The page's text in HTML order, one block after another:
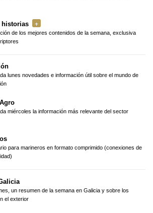
historias
de los mejores contenidos de la semana, exclusiva
lunes novedades e información útil sobre el mundo de
miércoles la información más relevante del sector
para marineros en formato comprimido (conexiones de
un resumen de la semana en Galicia y sobre los
el exterior